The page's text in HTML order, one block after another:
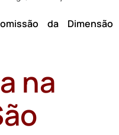
da Dimensão
na